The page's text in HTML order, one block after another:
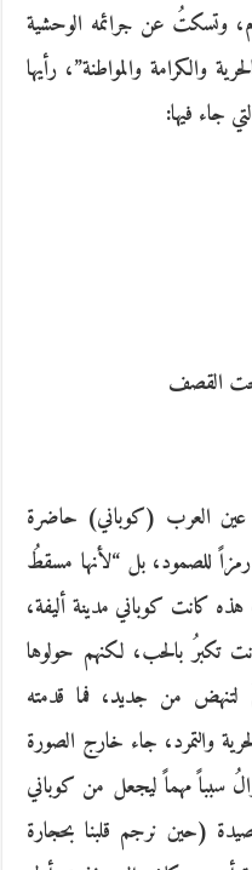
الكبرى التي لا تزالُ‮ ‬تساند هذا النظام،‮ ‬وتسكتُ‮ ‬عن جرائمه الوحشية
بحق شعب أعزل،‮ ‬لم يطالب سوى بالحرية والكرامة والمواطنة‮”‬،‮ ‬رأيها
تحت القصف
عين العرب‮ (‬كوباني‮) ‬حاضرة
‬للصمود،‮ ‬بل‮ “‬لأنها مسقطُ‮
كانت كوباني مدينة أليفة،‮
تكبرُ‮ ‬بالحب، لكنهم حولوها
من جديد،‮ ‬فما قدمته
والتمرد،‮ ‬جاء خارج الصورة
‬سبباً‮ ‬مهماً‮ ‬ليجعل من كوباني
(‬حين نرجم قلبنا بحجارة